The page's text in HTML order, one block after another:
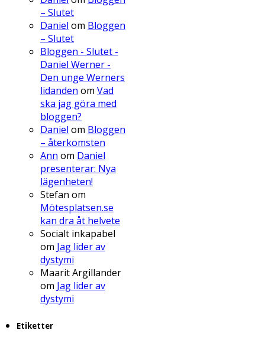
– Slutet
Daniel om Bloggen
– Slutet
Bloggen - Slutet -
Daniel Werner -
Den unge Werners
lidanden om Vad
ska jag göra med
bloggen?
Daniel om Bloggen
– återkomsten
Ann om Daniel
presenterar: Nya
lägenheten!
Stefan om
Mötesplatsen.se
kan dra åt helvete
Socialt inkapabel
om Jag lider av
dystymi
Maarit Argillander
om Jag lider av
dystymi
Etiketter